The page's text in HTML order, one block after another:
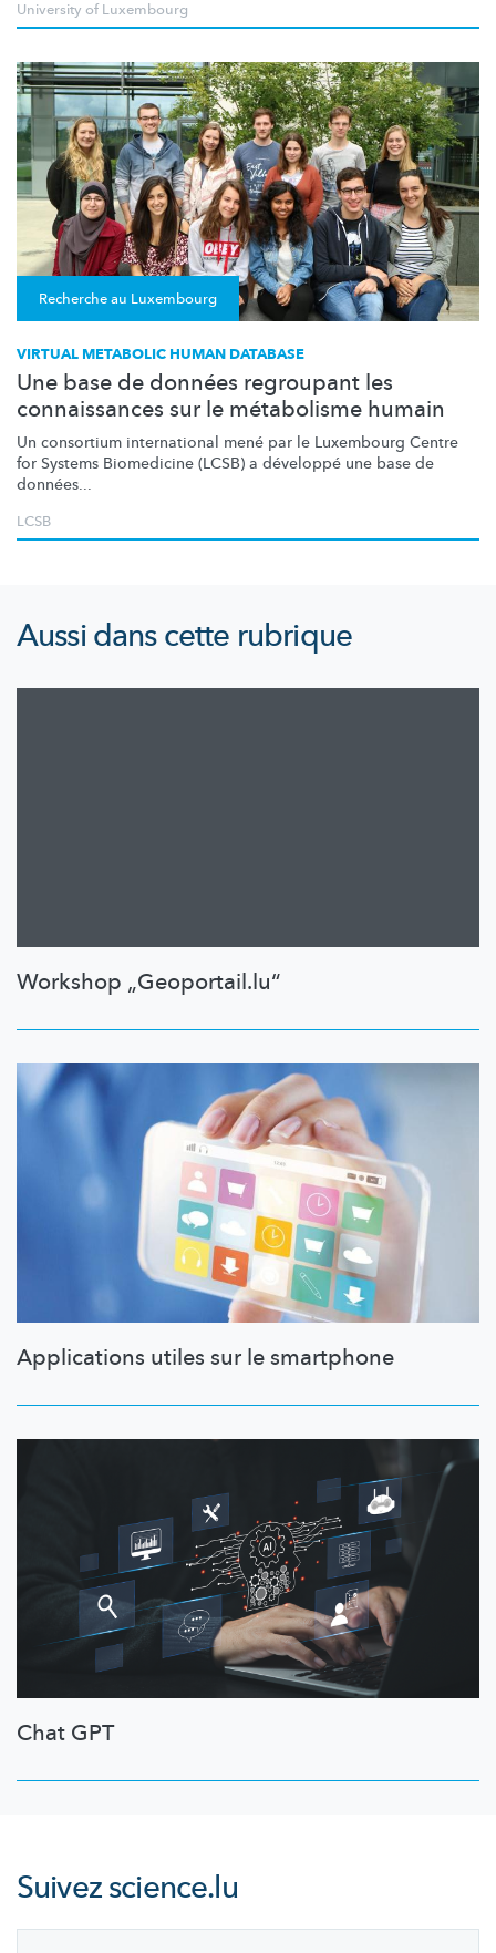
University of Luxembourg
Recherche au Luxembourg
VIRTUAL METABOLIC HUMAN DATABASE
Une base de données regroupant les
connaissances sur le métabolisme humain
Un consortium international mené par le Luxembourg Centre
for Systems Biomedicine (LCSB) a développé une base de
données...
LCSB
Aussi dans cette rubrique
Workshop „Geoportail.lu“
Applications utiles sur le smartphone
Chat GPT
Suivezscience.lu